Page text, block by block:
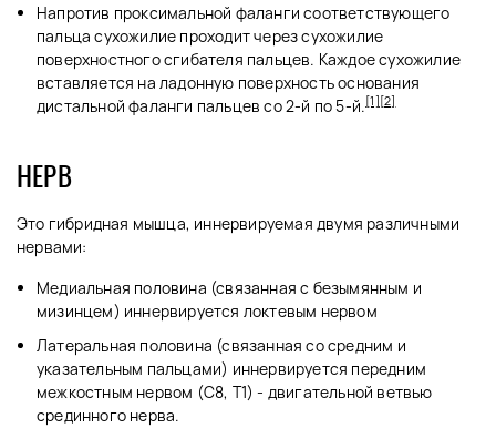
Напротив проксимальной фаланги соответствующего
пальца сухожилие проходит через сухожилие
поверхностного сгибателя пальцев. Каждое сухожилие
вставляется на ладонную поверхность основания
дистальной фаланги пальцев со 2-й по 5-й.[1] [2]
НЕРВ
Это гибридная мышца, иннервируемая двумя различными
нервами:
Медиальная половина (связанная с безымянным и
мизинцем) иннервируется локтевым нервом
Латеральная половина (связанная со средним и
указательным пальцами) иннервируется передним
межкостным нервом (C8, T1) - двигательной ветвью
срединного нерва.